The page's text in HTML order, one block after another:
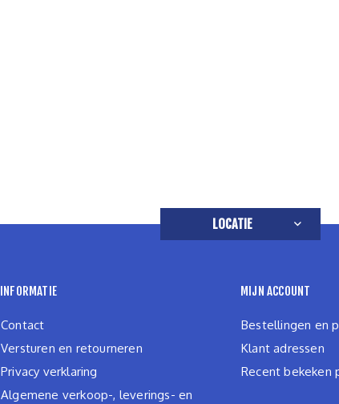
LOCATIE
INFORMATIE
Contact
Versturen en retourneren
Privacy verklaring
Algemene verkoop-, leverings- en
MIJN ACCOUNT
Bestellingen en
Klant adressen
Recent bekeken